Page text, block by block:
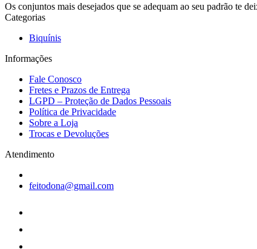
Os conjuntos mais desejados que se adequam ao seu padrão te
Categorias
Biquínis
Informações
Fale Conosco
Fretes e Prazos de Entrega
LGPD – Proteção de Dados Pessoais
Política de Privacidade
Sobre a Loja
Trocas e Devoluções
Atendimento
feitodona@gmail.com